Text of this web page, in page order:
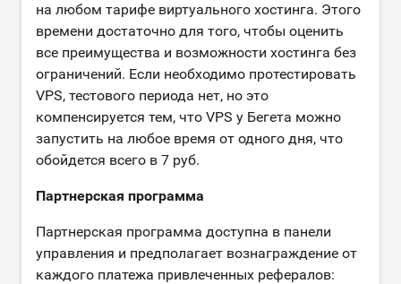
на любом тарифе виртуального хостинга. Этого
времени достаточно для того, чтобы оценить
все преимущества и возможности хостинга без
ограничений. Если необходимо протестировать
VPS, тестового периода нет, но это
компенсируется тем, что VPS у Бегета можно
запустить на любое время от одного дня, что
обойдется всего в 7 руб.
Партнерская программа
Партнерская программа доступна в панели
управления и предполагает вознаграждение от
каждого платежа привлеченных рефералов: